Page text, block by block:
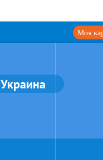
Моя
Украина